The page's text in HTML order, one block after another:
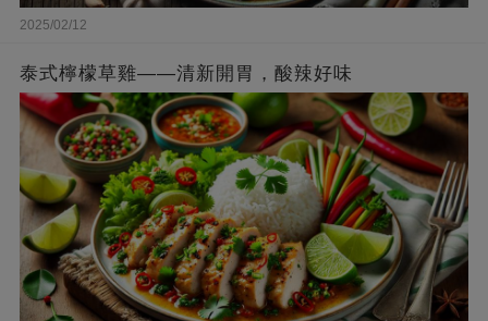
2025/02/12
泰式檸檬草雞——清新開胃，酸辣好味